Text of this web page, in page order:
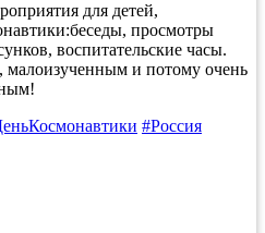
для детей,
просмотры
воспитательские часы.
малоизученным и потому очень
#Россия